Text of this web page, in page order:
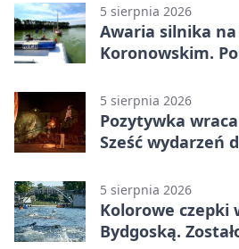
5 sierpnia 2026
Awaria silnika
Koronowskim.
5 sierpnia 2026
Pozytywka
Sześć wydarzeń
5 sierpnia 2026
Kolorowe czepki
Bydgoską.